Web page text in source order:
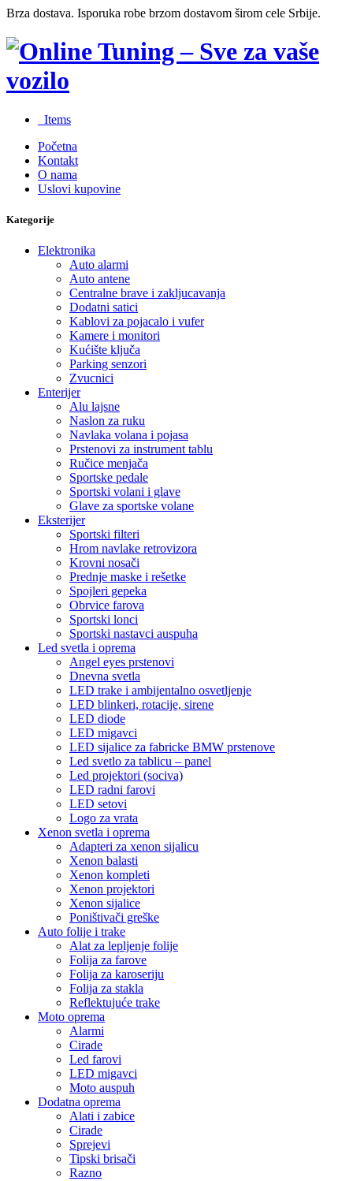
Brza dostava. Isporuka robe brzom dostavom širom cele Srbije.
Items
Početna
Kontakt
O nama
Uslovi kupovine
Kategorije
Elektronika
Auto alarmi
Auto antene
Centralne brave i zakljucavanja
Dodatni satici
Kablovi za pojacalo i vufer
Kamere i monitori
Kućište ključa
Parking senzori
Zvucnici
Enterijer
Alu lajsne
Naslon za ruku
Navlaka volana i pojasa
Prstenovi za instrument tablu
Ručice menjača
Sportske pedale
Sportski volani i glave
Glave za sportske volane
Eksterijer
Sportski filteri
Hrom navlake retrovizora
Krovni nosači
Prednje maske i rešetke
Spojleri gepeka
Obrvice farova
Sportski lonci
Sportski nastavci auspuha
Led svetla i oprema
Angel eyes prstenovi
Dnevna svetla
LED trake i ambijentalno osvetljenje
LED blinkeri, rotacije, sirene
LED diode
LED migavci
LED sijalice za fabricke BMW prstenove
Led svetlo za tablicu – panel
Led projektori (sociva)
LED radni farovi
LED setovi
Logo za vrata
Xenon svetla i oprema
Adapteri za xenon sijalicu
Xenon balasti
Xenon kompleti
Xenon projektori
Xenon sijalice
Poništivači greške
Auto folije i trake
Alat za lepljenje folije
Folija za farove
Folija za karoseriju
Folija za stakla
Reflektujuće trake
Moto oprema
Alarmi
Cirade
Led farovi
LED migavci
Moto auspuh
Dodatna oprema
Alati i zabice
Cirade
Sprejevi
Tipski brisači
Razno